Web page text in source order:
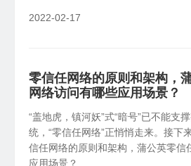
2022-02-17
零信任网络的原则和架构，
网络访问有哪些应用场景？
“盖地虎，镇河妖”式“暗号”已不能支
统，“零信任网络”正悄悄走来。接下
信任网络的原则和架构，蒲公英零信
应用场景？